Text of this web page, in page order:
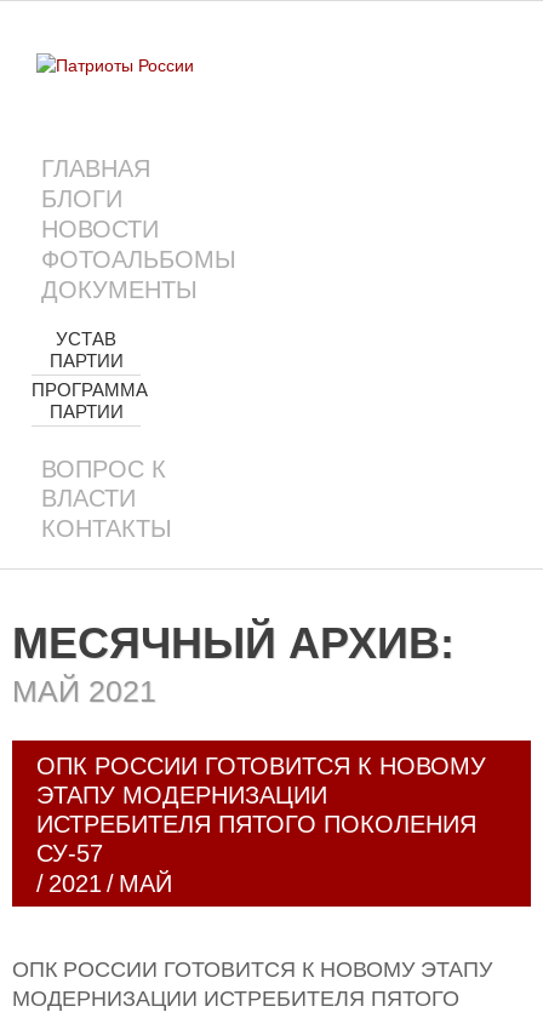
ГЛАВНАЯ
БЛОГИ
НОВОСТИ
ФОТОАЛЬБОМЫ
ДОКУМЕНТЫ
УСТАВ
ПАРТИИ
ПРОГРАММА
ПАРТИИ
ВОПРОС К
ВЛАСТИ
КОНТАКТЫ
МЕСЯЧНЫЙ АРХИВ:
МАЙ 2021
ОПК РОССИИ ГОТОВИТСЯ К НОВОМУ
ЭТАПУ МОДЕРНИЗАЦИИ
ИСТРЕБИТЕЛЯ ПЯТОГО ПОКОЛЕНИЯ
СУ-57
/ 2021 / МАЙ
ОПК РОССИИ ГОТОВИТСЯ К НОВОМУ ЭТАПУ
МОДЕРНИЗАЦИИ ИСТРЕБИТЕЛЯ ПЯТОГО